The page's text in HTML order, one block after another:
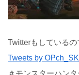
Twitterもしているの
Tweets by OPch_SK
＃モンスターハンタ